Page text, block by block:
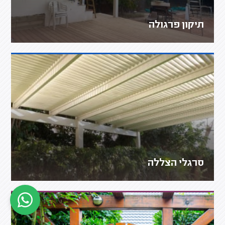
תיקון פרגולה
סרגלי הצללה